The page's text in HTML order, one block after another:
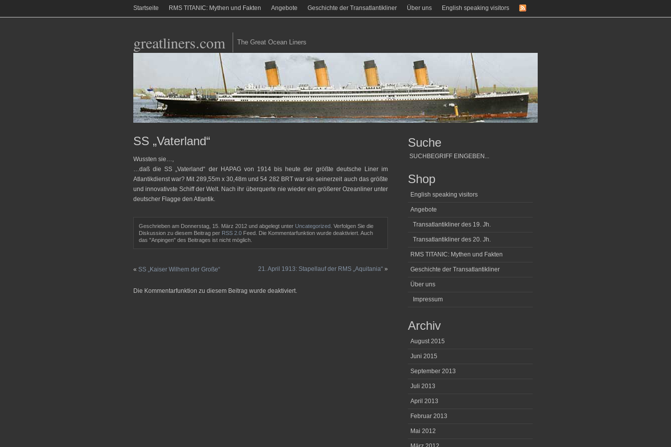
Startseite RMS TITANIC: Mythen und Fakten Angebote Geschichte der Transatlantikliner Über uns English speaking visitors
greatliners.com The Great Ocean Liners
SS „Vaterland“
Wussten sie…,
…daß die SS „Vaterland“ der HAPAG von 1914 bis heute der größte deutsche Liner im
Atlantikdienst war? Mit 289,55m x 30,48m und 54 282 BRT war sie seinerzeit auch das größte
und innovativste Schiff der Welt. Nach ihr überquerte nie wieder ein größerer Ozeanliner unter
deutscher Flagge den Atlantik.
Geschrieben am Donnerstag, 15. März 2012 und abgelegt unter Uncategorized . Verfolgen Sie die
Diskussion zu diesem Beitrag per RSS 2.0 Feed. Die Kommentarfunktion wurde deaktiviert. Auch
das "Anpingen" des Beitrages ist nicht möglich.
« SS „Kaiser Wilhem der Große“ 21. April 1913: Stapellauf der RMS „Aquitania“ »
Die Kommentarfunktion zu diesem Beitrag wurde deaktiviert.
Suche
Shop
English speaking visitors
Angebote
Transatlantikliner des 19. Jh.
Transatlantikliner des 20. Jh.
RMS TITANIC: Mythen und Fakten
Geschichte der Transatlantikliner
Über uns
Impressum
Archiv
August 2015
Juni 2015
September 2013
Juli 2013
April 2013
Februar 2013
Mai 2012